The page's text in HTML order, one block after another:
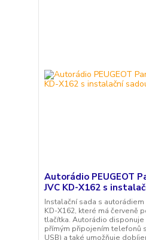
Autorádio PEUGEOT
JVC KD-X162 s
Instalační sada s autorádiem
KD-X162, které má červeně
tlačítka. Autorádio disponuje
přímým připojením telefonů
USB) a také umožňuje